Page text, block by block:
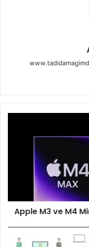
Apple M3 ve M4